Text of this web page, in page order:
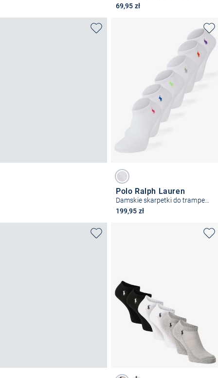
69,95 zł
Polo Ralph Lauren
Damskie skarpetki do trampek w 6-paku
199,95 zł